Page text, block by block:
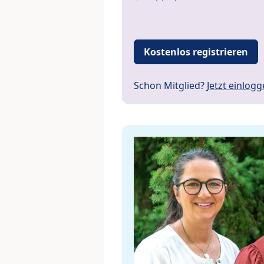
Kostenlos registrieren
Schon Mitglied? Jetzt